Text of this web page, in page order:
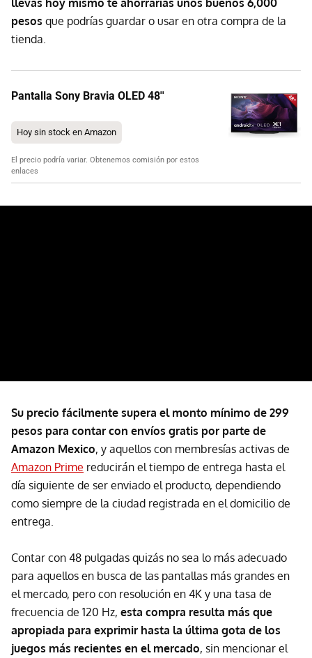
pesos que podrías guardar o usar en otra compra de la
tienda.
Pantalla Sony Bravia OLED 48''
Hoy sin stock en Amazon
El precio podría variar. Obtenemos comisión por estos
enlaces
Su precio fácilmente supera el monto mínimo de 299
pesos para contar con envíos gratis por parte de
Amazon Mexico, y aquellos con membresías activas de
Amazon Prime reducirán el tiempo de entrega hasta el
día siguiente de ser enviado el producto, dependiendo
como siempre de la ciudad registrada en el domicilio de
entrega.
Contar con 48 pulgadas quizás no sea lo más adecuado
para aquellos en busca de las pantallas más grandes en
el mercado, pero con resolución en 4K y una tasa de
frecuencia de 120 Hz, esta compra resulta más que
apropiada para exprimir hasta la última gota de los
juegos más recientes en el mercado, sin mencionar el